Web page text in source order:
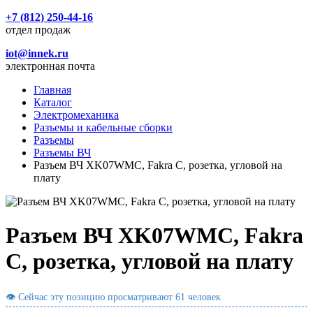
+7 (812) 250-44-16
отдел продаж
iot@innek.ru
электронная почта
Главная
Каталог
Электромеханика
Разъемы и кабельные сборки
Разъемы
Разъемы ВЧ
Разъем ВЧ XK07WMC, Fakra C, розетка, угловой на
плату
Разъем ВЧ XK07WMC, Fakra
C, розетка, угловой на плату
👁 Сейчас эту позицию просматривают 61 человек